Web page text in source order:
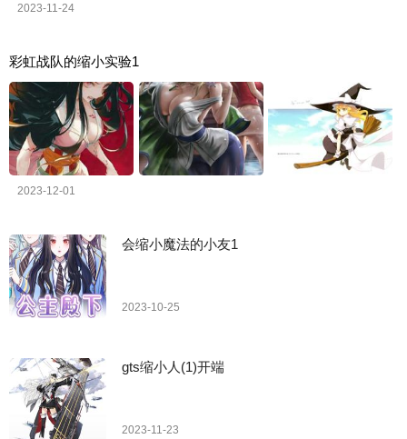
2023-11-24
彩虹战队的缩小实验1
2023-12-01
会缩小魔法的小友1
2023-10-25
gts缩小人(1)开端
2023-11-23